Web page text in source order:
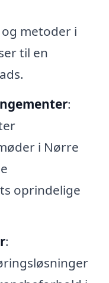
metoder i
til en
:
i Nørre
oprindelige
: